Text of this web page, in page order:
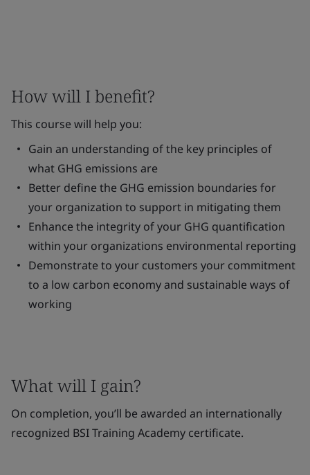
How will I benefit?
This course will help you:
Gain an understanding of the key principles of
what GHG emissions are
Better define the GHG emission boundaries for
your organization to support in mitigating them
Enhance the integrity of your GHG quantification
within your organizations environmental reporting
Demonstrate to your customers your commitment
to a low carbon economy and sustainable ways of
working
What will I gain?
On completion, you’ll be awarded an internationally
recognized BSI Training Academy certificate.